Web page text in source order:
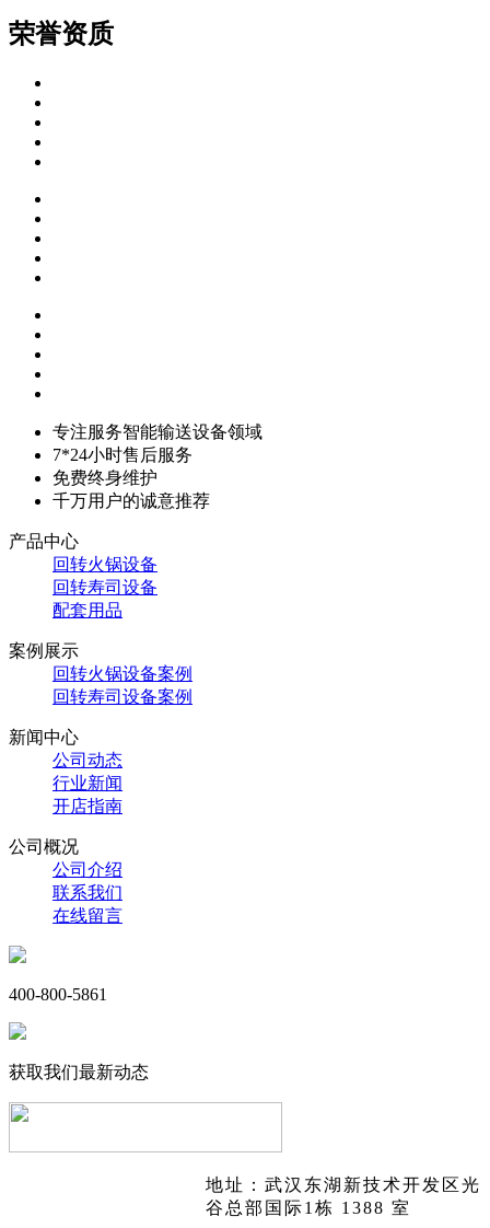
荣誉资质
专注服务智能输送设备领域
7*24小时售后服务
免费终身维护
千万用户的诚意推荐
产品中心
回转火锅设备
回转寿司设备
配套用品
案例展示
回转火锅设备案例
回转寿司设备案例
新闻中心
公司动态
行业新闻
开店指南
公司概况
公司介绍
联系我们
在线留言
400-800-5861
获取我们最新动态
地址：武汉东湖新技术开发区光
谷总部国际1栋 1388 室